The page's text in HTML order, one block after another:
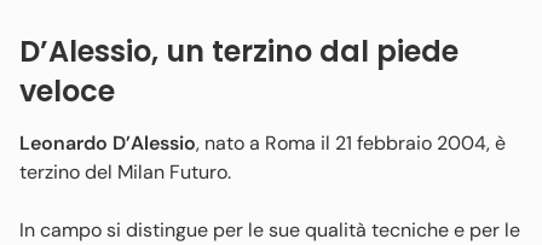
D’Alessio, un terzino dal piede
veloce
Leonardo D’Alessio, nato a Roma il 21 febbraio 2004, è
terzino del Milan Futuro.
In campo si distingue per le sue qualità tecniche e per le